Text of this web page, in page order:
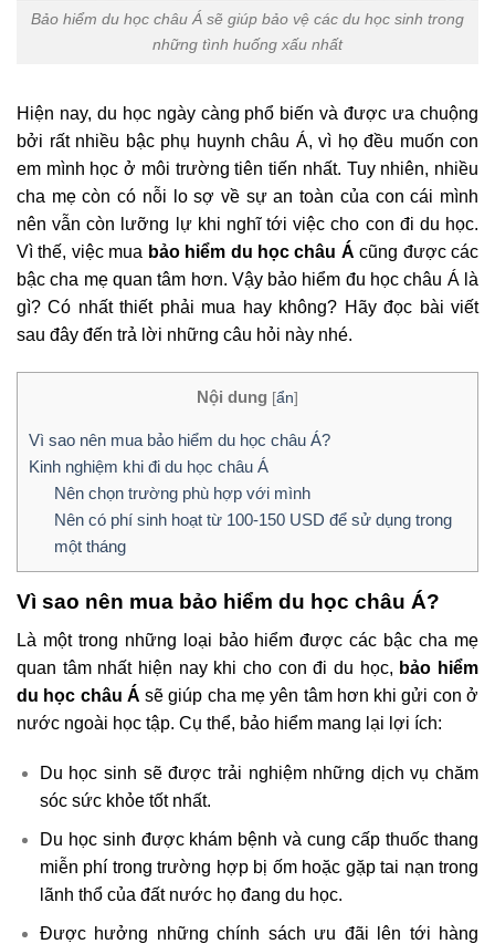
Bảo hiểm du học châu Á sẽ giúp bảo vệ các du học sinh trong
những tình huống xấu nhất
Hiện nay, du học ngày càng phổ biến và được ưa chuộng
bởi rất nhiều bậc phụ huynh châu Á, vì họ đều muốn con
em mình học ở môi trường tiên tiến nhất. Tuy nhiên, nhiều
cha mẹ còn có nỗi lo sợ về sự an toàn của con cái mình
nên vẫn còn lưỡng lự khi nghĩ tới việc cho con đi du học.
Vì thế, việc mua bảo hiểm du học châu Ácũng được các
bậc cha mẹ quan tâm hơn. Vậy bảo hiểm đu học châu Á là
gì? Có nhất thiết phải mua hay không? Hãy đọc bài viết
sau đây đến trả lời những câu hỏi này nhé.
Nội dung [ẩn]
Vì sao nên mua bảo hiểm du học châu Á?
Kinh nghiệm khi đi du học châu Á
Nên chọn trường phù hợp với mình
Nên có phí sinh hoạt từ 100-150 USD để sử dụng trong
một tháng
Vì sao nên mua bảo hiểm du học châu Á?
Là một trong những loại bảo hiểm được các bậc cha mẹ
quan tâm nhất hiện nay khi cho con đi du học, bảo hiểm
du học châu Ásẽ giúp cha mẹ yên tâm hơn khi gửi con ở
nước ngoài học tập. Cụ thể, bảo hiểm mang lại lợi ích:
Du học sinh sẽ được trải nghiệm những dịch vụ chăm
sóc sức khỏe tốt nhất.
Du học sinh được khám bệnh và cung cấp thuốc thang
miễn phí trong trường hợp bị ốm hoặc gặp tai nạn trong
lãnh thổ của đất nước họ đang du học.
Được hưởng những chính sách ưu đãi lên tới hàng